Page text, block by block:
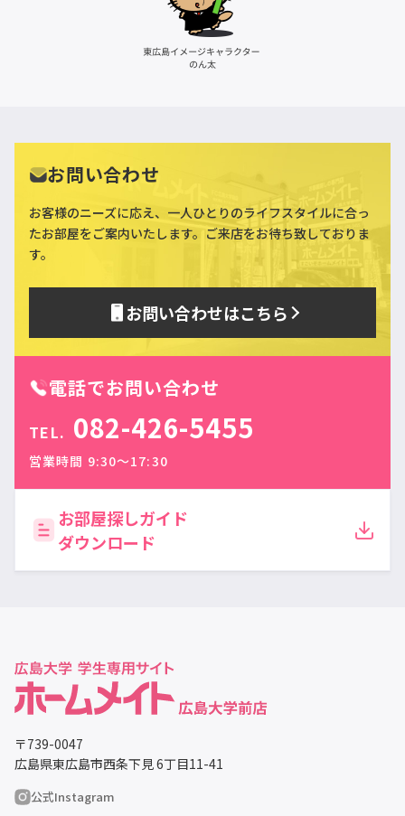
お問い合わせ
お客様のニーズに応え、一人ひとりのライフスタイルに合っ
たお部屋をご案内いたします。ご来店をお待ち致しておりま
す。
お問い合わせはこちら
電話でお問い合わせ
TEL. 082-426-5455
営業時間 9:30〜17:30
お部屋探しガイド
ダウンロード
〒739-0047
広島県東広島市西条下見 6丁目11-41
公式Instagram